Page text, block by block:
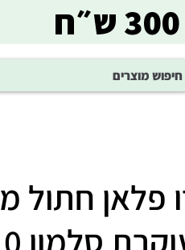
300 ש״ח
פלאן חתול